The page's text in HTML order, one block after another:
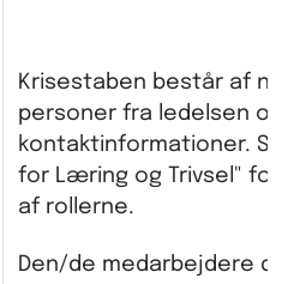
Krisestaben består af
personer fra ledelsen
kontaktinformationer.
for Læring og Trivsel"
af rollerne.
Den/de medarbejdere